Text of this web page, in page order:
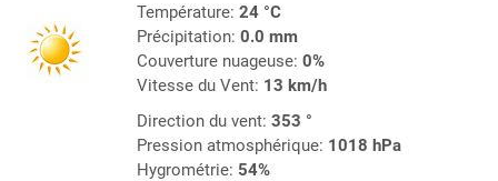
Température: 24 °C
Précipitation: 0.0 mm
Couverture nuageuse: 0%
Vitesse du Vent: 13 km/h
Direction du vent: 353 °
Pression atmosphérique: 1018 hPa
Hygrométrie: 54%